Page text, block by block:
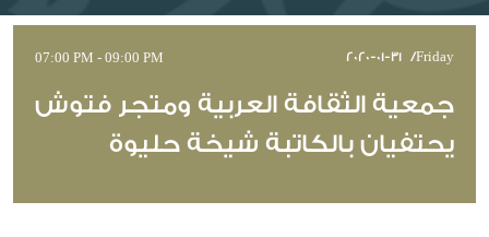
2020-01-31 Friday/
07:00 PM - 09:00 PM
جمعية الثقافة العربية ومتجر فتوش
يحتفيان بالكاتبة شيخة حليوة